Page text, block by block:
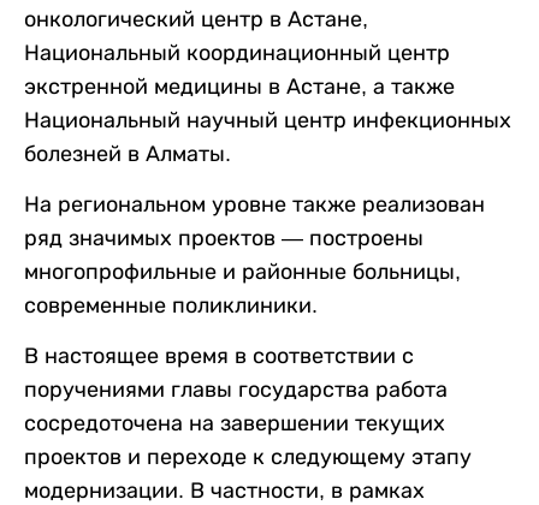
онкологический центр в Астане,
Национальный координационный центр
экстренной медицины в Астане, а также
Национальный научный центр инфекционных
болезней в Алматы.
На региональном уровне также реализован
ряд значимых проектов — построены
многопрофильные и районные больницы,
современные поликлиники.
В настоящее время в соответствии с
поручениями главы государства работа
сосредоточена на завершении текущих
проектов и переходе к следующему этапу
модернизации. В частности, в рамках